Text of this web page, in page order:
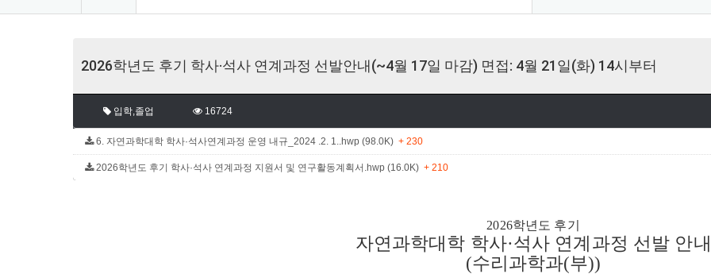
2026학년도 후기 학사·석사 연계과정 선발안내(~4월 17일 마감) 면접: 4월 21일(화) 14시부터
입학,졸업 16724
6. 자연과학대학 학사·석사연계과정 운영 내규_2024 .2. 1..hwp (98.0K) + 230
2026학년도 후기 학사·석사 연계과정 지원서 및 연구활동계획서.hwp (16.0K) + 210
2026학년도 후기
자연과학대학 학사·석사 연계과정 선발 안내
(수리과학과(부))